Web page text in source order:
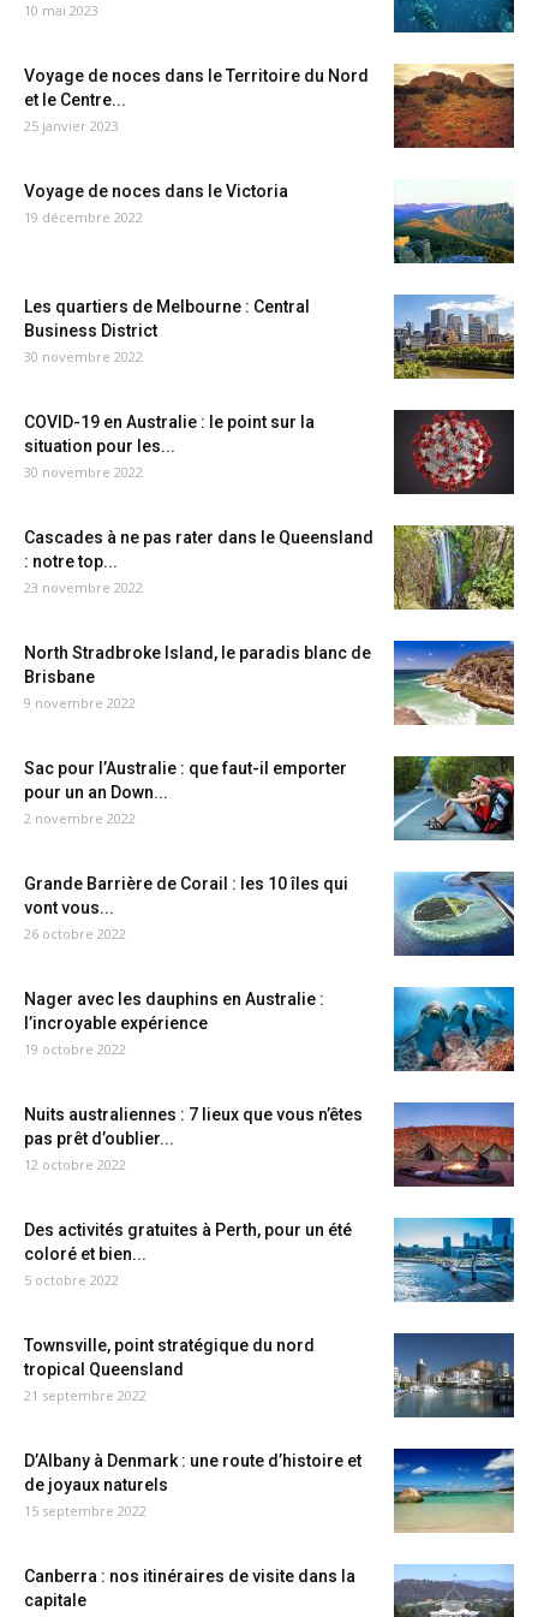
10 mai 2023
Voyage de noces dans le Territoire du Nord
et le Centre...
25 janvier 2023
Voyage de noces dans le Victoria
19 décembre 2022
Les quartiers de Melbourne : Central
Business District
30 novembre 2022
COVID-19 en Australie : le point sur la
situation pour les...
30 novembre 2022
Cascades à ne pas rater dans le Queensland
: notre top...
23 novembre 2022
North Stradbroke Island, le paradis blanc de
Brisbane
9 novembre 2022
Sac pour l’Australie : que faut-il emporter
pour un an Down...
2 novembre 2022
Grande Barrière de Corail : les 10 îles qui
vont vous...
26 octobre 2022
Nager avec les dauphins en Australie :
l’incroyable expérience
19 octobre 2022
Nuits australiennes : 7 lieux que vous n’êtes
pas prêt d’oublier...
12 octobre 2022
Des activités gratuites à Perth, pour un été
coloré et bien...
5 octobre 2022
Townsville, point stratégique du nord
tropical Queensland
21 septembre 2022
D’Albany à Denmark : une route d’histoire et
de joyaux naturels
15 septembre 2022
Canberra : nos itinéraires de visite dans la
capitale